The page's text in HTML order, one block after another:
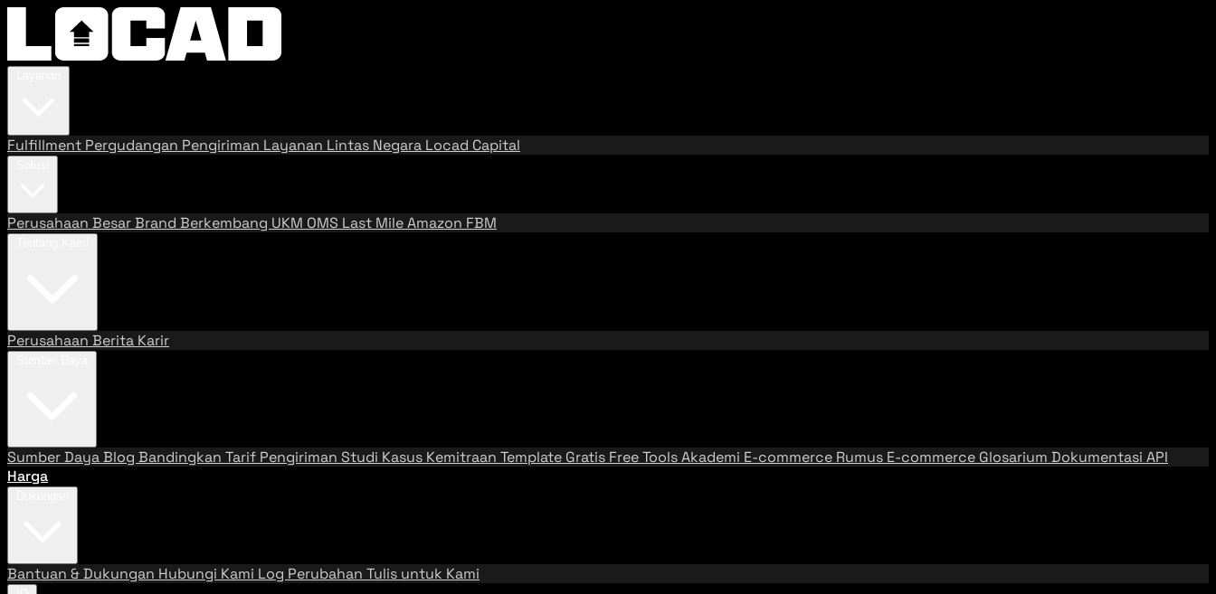
Fulfillment Pergudangan Pengiriman Layanan Lintas Negara Locad Capital
Perusahaan BesarBrand Berkembang UKM OMS Last MileAmazon FBM
Perusahaan Berita Karir
Sumber DayaBlog Bandingkan Tarif Pengiriman Studi Kasus Kemitraan Template Gratis Free ToolsAkademi E-commerce Rumus E-commerce Glosarium Dokumentasi API
Harga
Bantuan & Dukungan Hubungi Kami Log Perubahan Tulis untuk Kami